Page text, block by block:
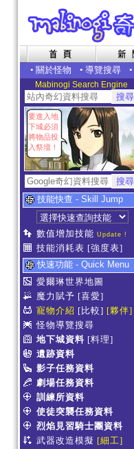
• 關於怪物 • 導覽搜尋 •
Mabinogi Search Engine
要進入地
下城必須
將物品投
入祭壇！
技能快查 - Skill Jump
數值增加技能 Update !
技能消耗表 [強度表]
快速功能 - Quick Menu
愛爾琳世界地圖
魔力賦予 [喜愛]
寵物介紹 [比較] [夥伴]
怪物導覽搜尋
地下城資料 [料理]
遺跡資料
影子任務資料
劇場任務資料
訓練所資料
使徒突襲任務資料
烈焰見習騎士團資料
武器改造模擬 [細工]